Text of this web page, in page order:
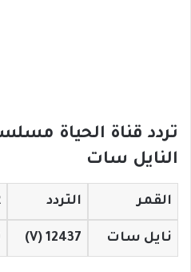
النايل سات
القمر التردد
نايل سات 12437 (V)